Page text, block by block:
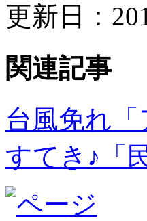
更新日：
関連記事
台風免れ
すてき♪「